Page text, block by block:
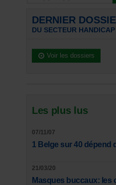
DERNIER
DU SECTEUR HANDICAP
Voir les dossiers
Les plus lus
07/11/07
1 Belge sur 40 dépend
21/03/20
Masques buccaux: les